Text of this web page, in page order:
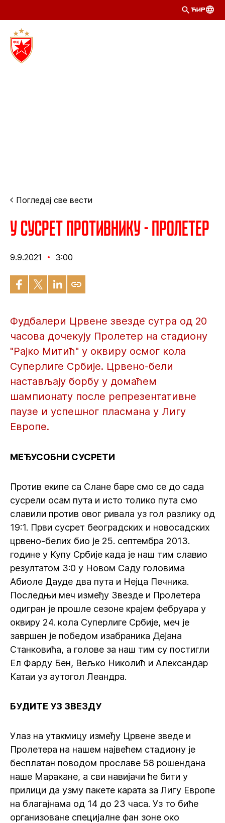
ЋИР
Погледај све вести
У сусрет противнику - Пролетер
9.9.2021 3:00
Фудбалери Црвене звезде сутра од 20
часова дочекују Пролетер на стадиону
"Рајко Митић" у оквиру осмог кола
Суперлиге Србије. Црвено-бели
настављају борбу у домаћем
шампионату после репрезентативне
паузе и успешног пласмана у Лигу
Европе.
МЕЂУСОБНИ СУСРЕТИ
Против екипе са Слане баре смо се до сада
сусрели осам пута и исто толико пута смо
славили против овог ривала уз гол разлику од
19:1. Први сусрет београдских и новосадских
црвено-белих био је 25. септембра 2013.
године у Купу Србије када је наш тим славио
резултатом 3:0 у Новом Саду головима
Абиоле Дауде два пута и Нејца Печника.
Последњи меч између Звезде и Пролетера
одигран је прошле сезоне крајем фебруара у
оквиру 24. кола Суперлиге Србије, меч је
завршен је победом изабраника Дејана
Станковића, а голове за наш тим су постигли
Ел Фарду Бен, Вељко Николић и Александар
Катаи уз аутогол Леандра.
БУДИТЕ УЗ ЗВЕЗДУ
Улаз на утакмицу између Црвене зведе и
Пролетера на нашем највећем стадиону је
бесплатан поводом прославе 58 рошендана
наше Маракане, а сви навијачи ће бити у
прилици да узму пакете карата за Лигу Европе
на благајнама од 14 до 23 часа. Уз то биће
организоване специјалне фан зоне око